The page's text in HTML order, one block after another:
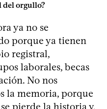
del orgullo?
ya no se
porque ya tienen
registral,
laborales, becas
No nos
la memoria, porque